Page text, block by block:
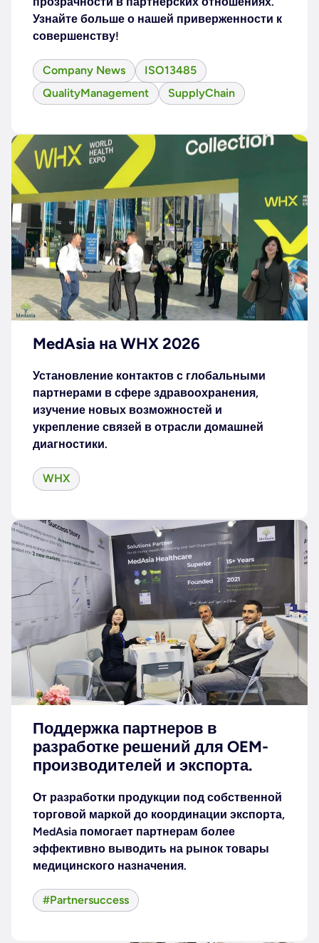
Узнайте больше о нашей приверженности к
совершенству!
Company News
ISO13485
QualityManagement
SupplyChain
MedAsia на WHX 2026
Установление контактов с глобальными
партнерами в сфере здравоохранения,
изучение новых возможностей и
укрепление связей в отрасли домашней
диагностики.
WHX
Поддержка партнеров в
разработке решений для OEM-
производителей и экспорта.
От разработки продукции под собственной
торговой маркой до координации экспорта,
MedAsia помогает партнерам более
эффективно выводить на рынок товары
медицинского назначения.
#Partnersuccess